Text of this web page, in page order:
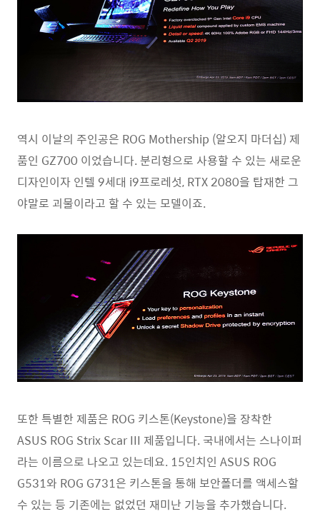
역시 이날의 주인공은 ROG Mothership (알오지 마더십) 제
품인 GZ700 이었습니다. 분리형으로 사용할 수 있는 새로운
디자인이자 인텔 9세대 i9프로레섯, RTX 2080을 탑재한 그
야말로 괴물이라고 할 수 있는 모델이죠.
또한 특별한 제품은 ROG 키스톤(Keystone)을 장착한
ASUS ROG Strix Scar III 제품입니다. 국내에서는 스나이퍼
라는 이름으로 나오고 있는데요. 15인치인 ASUS ROG
G531와 ROG G731은 키스톤을 통해 보안폴더를 액세스할
수 있는 등 기존에는 없었던 재미난 기능을 추가했습니다.